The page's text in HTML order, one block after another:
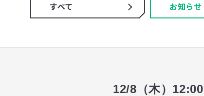
すべて お知らせ
12/8（木）